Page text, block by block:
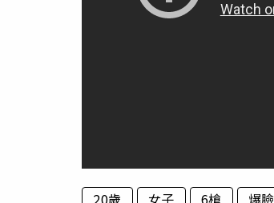
20歲 女子 6槍 爆臉